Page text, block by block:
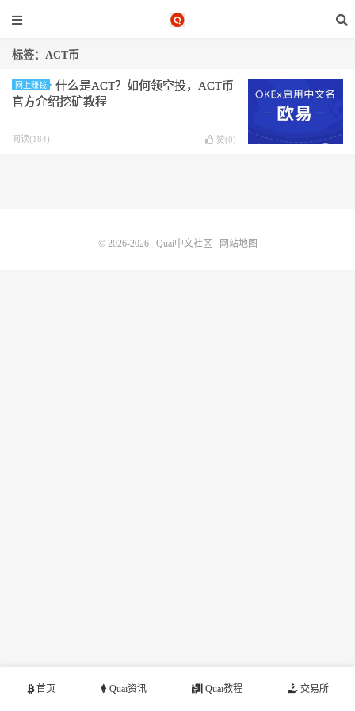
标签：ACT币
网上赚钱
什么是ACT？如何领空投，ACT币
官方介绍挖矿教程
阅读(184) 赞(0)
首页 Quai资讯 Quai教程 交易所
© 2026-2026 Quai中文社区 网站地图